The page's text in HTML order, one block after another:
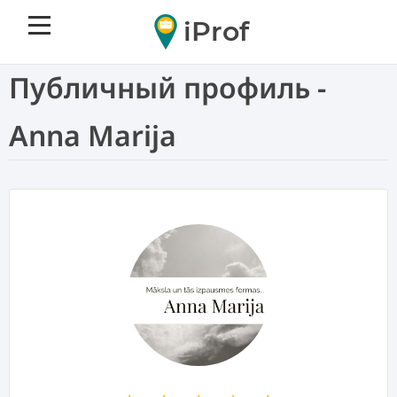
iProf
Публичный профиль -
Anna Marija